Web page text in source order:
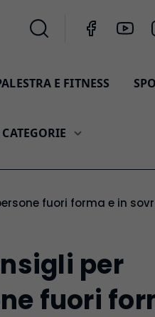
E FITNESS
fuori forma e in
per
fuori